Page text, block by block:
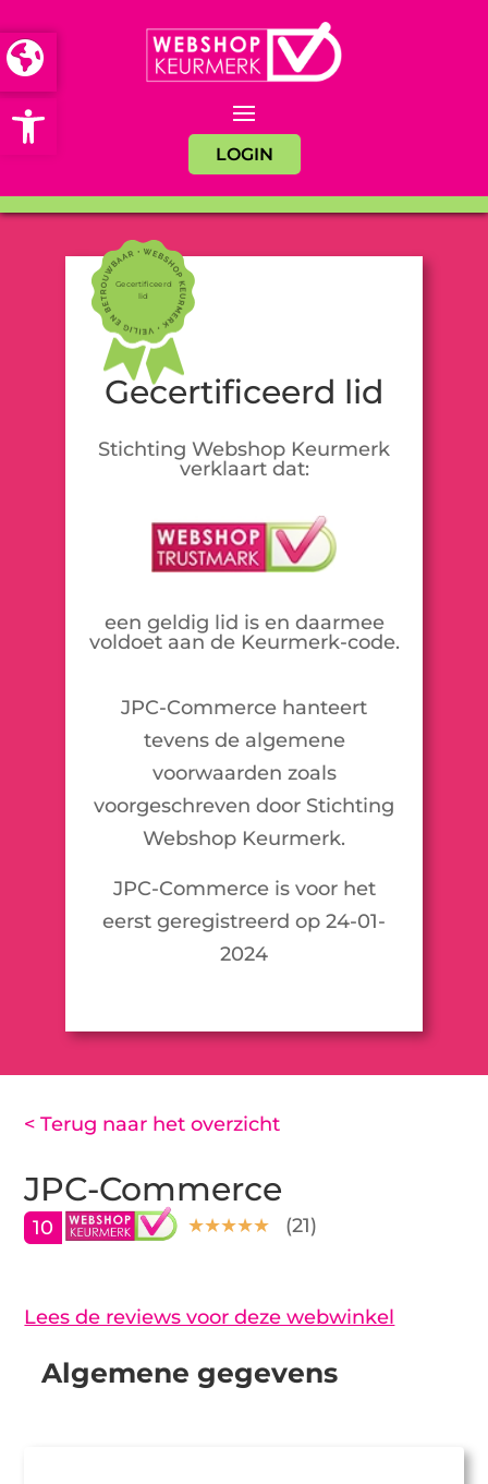
Open toolbar
LOGIN
Gecertificeerd
lid
Gecertificeerd lid
Stichting Webshop Keurmerk
verklaart dat:
een geldig lid is en daarmee
voldoet aan de Keurmerk-code.
JPC-Commerce hanteert
tevens de algemene
voorwaarden zoals
voorgeschreven door Stichting
Webshop Keurmerk.
JPC-Commerce is voor het
eerst geregistreerd op 24-01-
2024
< Terug naar het overzicht
JPC-Commerce
10 (21)
Lees de reviews voor deze webwinkel
Algemene gegevens